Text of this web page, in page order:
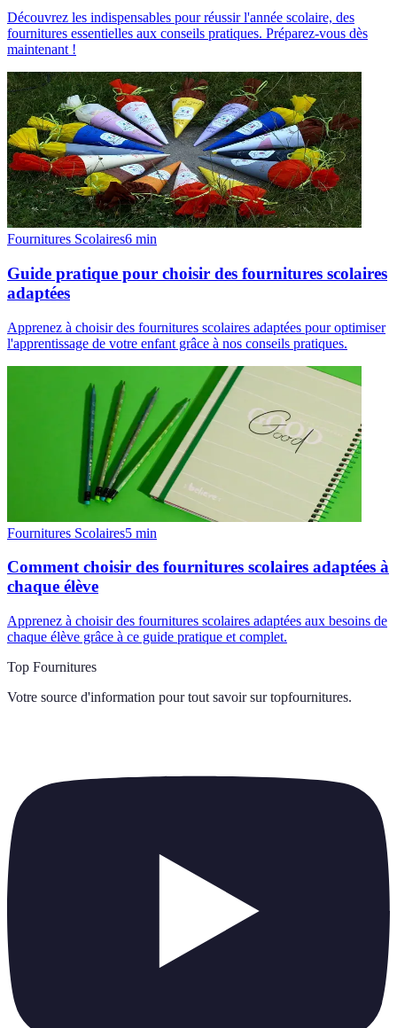
Découvrez les indispensables pour réussir l'année scolaire, des
fournitures essentielles aux conseils pratiques. Préparez-vous dès
maintenant !
Fournitures Scolaires6 min
Guide pratique pour choisir des fournitures scolaires
adaptées
Apprenez à choisir des fournitures scolaires adaptées pour optimiser
l'apprentissage de votre enfant grâce à nos conseils pratiques.
Fournitures Scolaires5 min
Comment choisir des fournitures scolaires adaptées à
chaque élève
Apprenez à choisir des fournitures scolaires adaptées aux besoins de
chaque élève grâce à ce guide pratique et complet.
Top Fournitures
Votre source d'information pour tout savoir sur topfournitures.